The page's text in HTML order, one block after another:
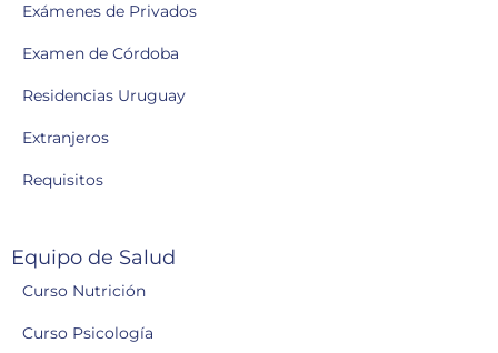
Exámenes de Privados
Examen de Córdoba
Residencias Uruguay
Extranjeros
Requisitos
Equipo de Salud
Curso Nutrición
Curso Psicología